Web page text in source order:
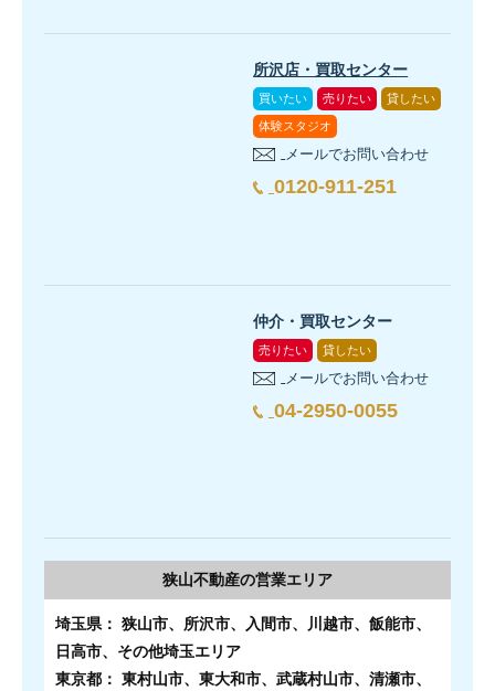
所沢店・買取センター
買いたい 売りたい 貸したい
体験スタジオ
メールでお問い合わせ
0120-911-251
仲介・買取センター
売りたい 貸したい
メールでお問い合わせ
04-2950-0055
狭山不動産の営業エリア
埼玉県： 狭山市、所沢市、入間市、川越市、飯能市、
日高市、その他埼玉エリア
東京都： 東村山市、東大和市、武蔵村山市、清瀬市、